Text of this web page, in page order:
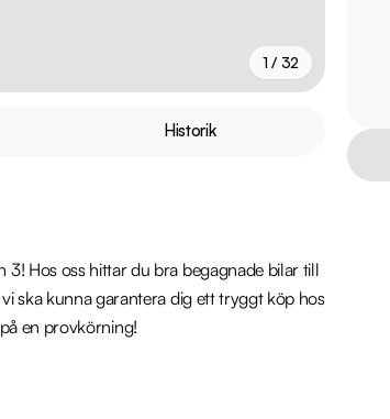
1 / 32
Historik
Hos oss hittar du bra begagnade bilar till
ska kunna garantera dig ett tryggt köp hos
en provkörning!